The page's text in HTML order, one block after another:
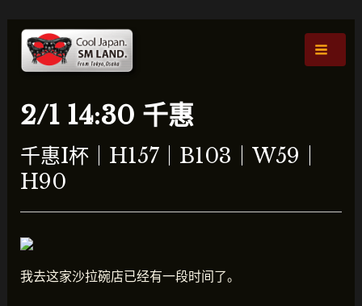
菜
2/1 14:30 千惠
千惠I杯｜H157｜B103｜W59｜
H90
我去这家沙拉碗店已经有一段时间了。